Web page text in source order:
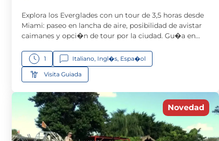
Explora los Everglades con un tour de 3,5 horas desde
Miami: paseo en lancha de aire, posibilidad de avistar
caimanes y opci�n de tour por la ciudad. Gu�a en
1 Italiano, Ingl�s, Espa�ol
Visita Guiada
Novedad